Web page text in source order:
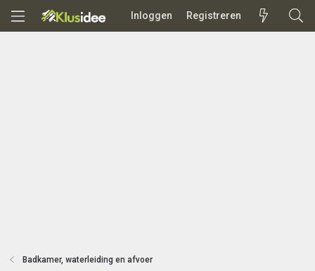
Inloggen Registreren
Badkamer, waterleiding en afvoer